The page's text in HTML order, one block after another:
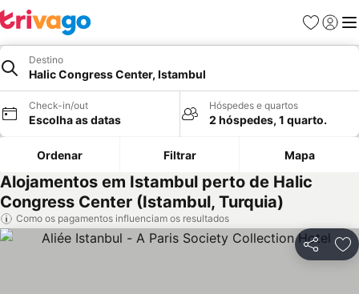
Favoritos
Iniciar
Destino
Halic Congress Center, Istambul
Check-in/out
Escolha as datas
Hóspedes e quartos
2 hóspedes, 1 quarto.
Ordenar Filtrar Mapa
Alojamentos em Istambul perto de Halic
Congress Center (Istambul, Turquia)
Como os pagamentos influenciam os resultados
Partilhar